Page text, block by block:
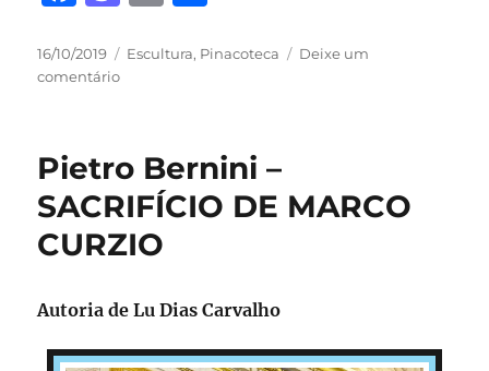
c
e
o
o
k
st
o
n
ai a
Publicado
em
16/10/2019 Categorias
Escultura, Pinacoteca
Deixe um
comentárioem
GUARDIÃO
DIVINO
Pietro Bernini –
SACRIFÍCIO DE MARCO
CURZIO
Autoria de Lu Dias Carvalho